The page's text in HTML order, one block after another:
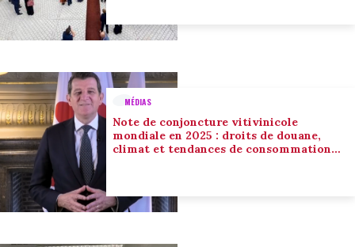
MÉDIAS
Note de conjoncture vitivinicole
mondiale en 2025 : droits de douane,
climat et tendances de consommation